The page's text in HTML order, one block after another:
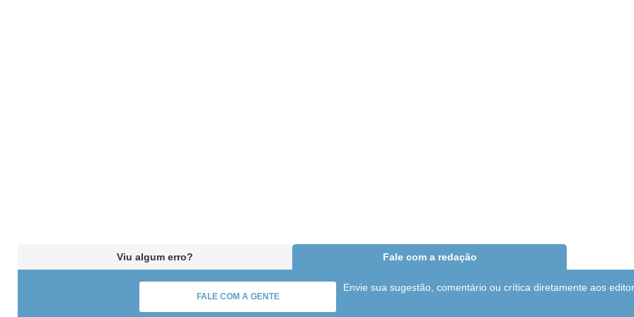
Viu algum erro? Fale com a redação
FALE COM A GENTE
Envie sua sugestão, comentário ou crítica diretamente aos